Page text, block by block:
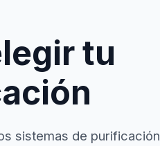
tu
sistemas de purificación